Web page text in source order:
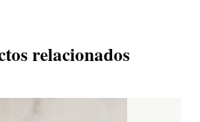
relacionados